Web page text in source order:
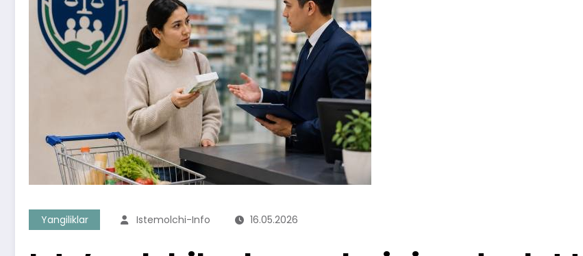
Yangiliklar Istemolchi-Info 16.05.2026